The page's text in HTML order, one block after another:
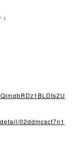
02ddmcsct7n1